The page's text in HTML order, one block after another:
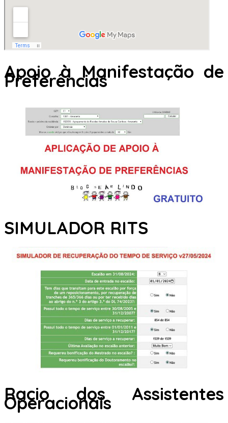
Apoio à Manifestação de
Preferências
SIMULADOR RITS
Racio dos Assistentes
Operacionais